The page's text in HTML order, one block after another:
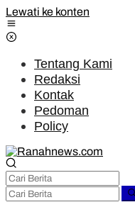
Lewati ke konten
Tentang Kami
Redaksi
Kontak
Pedoman
Policy